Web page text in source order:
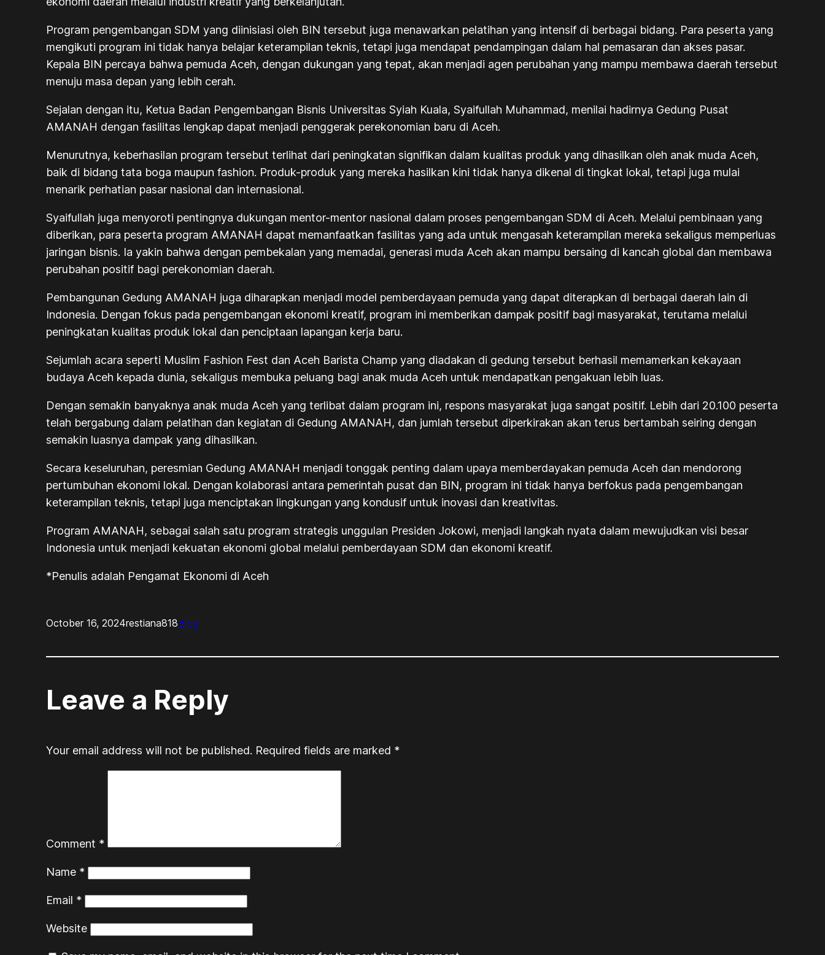
Program pengembangan SDM yang diinisiasi oleh BIN tersebut juga menawarkan pelatihan yang intensif di berbagai bidang. Para peserta yang
mengikuti program ini tidak hanya belajar keterampilan teknis, tetapi juga mendapat pendampingan dalam hal pemasaran dan akses pasar.
Kepala BIN percaya bahwa pemuda Aceh, dengan dukungan yang tepat, akan menjadi agen perubahan yang mampu membawa daerah tersebut
menuju masa depan yang lebih cerah.
Sejalan dengan itu, Ketua Badan Pengembangan Bisnis Universitas Syiah Kuala, Syaifullah Muhammad, menilai hadirnya Gedung Pusat
AMANAH dengan fasilitas lengkap dapat menjadi penggerak perekonomian baru di Aceh.
Menurutnya, keberhasilan program tersebut terlihat dari peningkatan signifikan dalam kualitas produk yang dihasilkan oleh anak muda Aceh,
baik di bidang tata boga maupun fashion. Produk-produk yang mereka hasilkan kini tidak hanya dikenal di tingkat lokal, tetapi juga mulai
menarik perhatian pasar nasional dan internasional.
Syaifullah juga menyoroti pentingnya dukungan mentor-mentor nasional dalam proses pengembangan SDM di Aceh. Melalui pembinaan yang
diberikan, para peserta program AMANAH dapat memanfaatkan fasilitas yang ada untuk mengasah keterampilan mereka sekaligus memperluas
jaringan bisnis. Ia yakin bahwa dengan pembekalan yang memadai, generasi muda Aceh akan mampu bersaing di kancah global dan membawa
perubahan positif bagi perekonomian daerah.
Pembangunan Gedung AMANAH juga diharapkan menjadi model pemberdayaan pemuda yang dapat diterapkan di berbagai daerah lain di
Indonesia. Dengan fokus pada pengembangan ekonomi kreatif, program ini memberikan dampak positif bagi masyarakat, terutama melalui
peningkatan kualitas produk lokal dan penciptaan lapangan kerja baru.
Sejumlah acara seperti Muslim Fashion Fest dan Aceh Barista Champ yang diadakan di gedung tersebut berhasil memamerkan kekayaan
budaya Aceh kepada dunia, sekaligus membuka peluang bagi anak muda Aceh untuk mendapatkan pengakuan lebih luas.
Dengan semakin banyaknya anak muda Aceh yang terlibat dalam program ini, respons masyarakat juga sangat positif. Lebih dari 20.100 peserta
telah bergabung dalam pelatihan dan kegiatan di Gedung AMANAH, dan jumlah tersebut diperkirakan akan terus bertambah seiring dengan
semakin luasnya dampak yang dihasilkan.
Secara keseluruhan, peresmian Gedung AMANAH menjadi tonggak penting dalam upaya memberdayakan pemuda Aceh dan mendorong
pertumbuhan ekonomi lokal. Dengan kolaborasi antara pemerintah pusat dan BIN, program ini tidak hanya berfokus pada pengembangan
keterampilan teknis, tetapi juga menciptakan lingkungan yang kondusif untuk inovasi dan kreativitas.
Program AMANAH, sebagai salah satu program strategis unggulan Presiden Jokowi, menjadi langkah nyata dalam mewujudkan visi besar
Indonesia untuk menjadi kekuatan ekonomi global melalui pemberdayaan SDM dan ekonomi kreatif.
*Penulis adalah Pengamat Ekonomi di Aceh
October 16, 2024restiana818Blog
Leave a Reply
Your email address will not be published. Required fields are marked *
Comment *
Name *
Email *
Website